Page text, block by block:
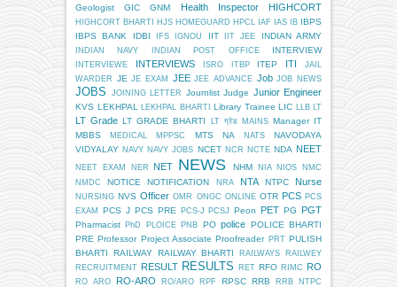
Geologist GIC GNM Health Inspector HIGHCORT
HIGHCORT BHARTI HJS HOMEGUARD HPCL IAF IAS IB IBPS
IBPS BANK
IDBI IFS IGNOU IIT IIT JEE INDIAN ARMY
INDIAN NAVY INDIAN POST OFFICE INTERVIEW
INTERVIEWE INTERVIEWS ISRO ITBP ITEP ITI
JAIL
WARDER JE JE EXAM JEE JEE ADVANCE Job JOB NEWS
JOBS JOINING LETTER Journlist Judge Junior Engineer
KVS LEKHPAL LEKHPAL BHARTI Library Trainee LIC LLB LT
LT Grade LT GRADE BHARTI LT ग्रेड MAINS Manager IT
MBBS
MEDICAL MPPSC MTS NA NATS
NAVODAYA
VIDYALAY NAVY NAVY JOBS NCET NCR NCTE NDA NEET
NEET EXAM NER NET NEWS NHM NIA NIOS
NMC
NMDC
NOTICE NOTIFICATION NRA NTA NTPC Nurse
NURSING NVS Officer OMR ONGC ONLINE OTR PCS PCS
EXAM
PCS J PCS PRE PCS-J PCSJ Peon PET PG PGT
Pharmacist PhD PLOICE PNB PO police POLICE BHARTI
PRE Professor Project Associate Proofreader PRT PULISH
BHARTI
RAILWAY RAILWAY BHARTI RAILWAYS
RAILWEY
RECRUITMENT RESULT RESULTS RET RFO RIMC RO
RO ARO RO-ARO RO/ARO RPF RPSC RRB
RRB NTPC